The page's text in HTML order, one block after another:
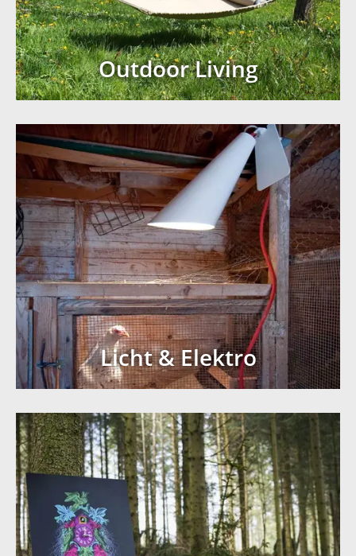
Outdoor Living
Licht & Elektro